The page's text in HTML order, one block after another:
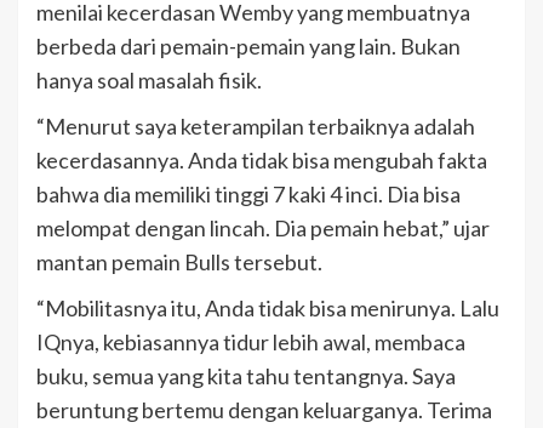
menilai kecerdasan Wemby yang membuatnya
berbeda dari pemain-pemain yang lain. Bukan
hanya soal masalah fisik.
“Menurut saya keterampilan terbaiknya adalah
kecerdasannya. Anda tidak bisa mengubah fakta
bahwa dia memiliki tinggi 7 kaki 4 inci. Dia bisa
melompat dengan lincah. Dia pemain hebat,” ujar
mantan pemain Bulls tersebut.
“Mobilitasnya itu, Anda tidak bisa menirunya. Lalu
IQnya, kebiasannya tidur lebih awal, membaca
buku, semua yang kita tahu tentangnya. Saya
beruntung bertemu dengan keluarganya. Terima